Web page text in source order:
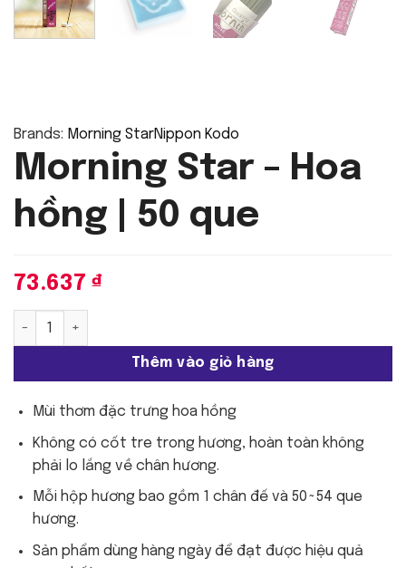
Brands: Morning StarNippon Kodo
Morning Star – Hoa
hồng | 50 que
73.637 ₫
Morning Star - Hoa hồng | 50 que số lượng
Thêm vào giỏ hàng
Mùi thơm đặc trưng hoa hồng
Không có cốt tre trong hương, hoàn toàn không
phải lo lắng về chân hương.
Mỗi hộp hương bao gồm 1 chân đế và 50~54 que
hương.
Sản phẩm dùng hàng ngày để đạt được hiệu quả